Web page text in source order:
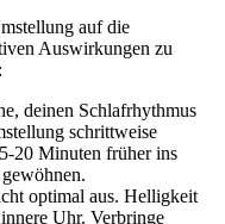
auf die
Auswirkungen zu
deinen Schlafrhythmus
schrittweise
20 Minuten früher ins
optimal aus. Helligkeit
Uhr. Verbringe